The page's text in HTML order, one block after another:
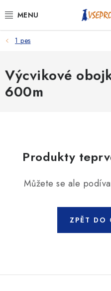
na
PSI
KOČKY
KONĚ
1 pes
Výcvikové
600m
Produkty
Můžete se ale
ZPĚT DO